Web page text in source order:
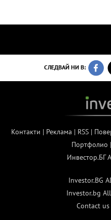
СЛЕДВАЙ НИ В:
Контакти | Реклама | RSS|
Портфолио |
Investor.BG
Investor.bg
Contact us